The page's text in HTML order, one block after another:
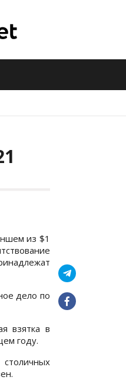
из $1
дело по
взятка в
году.